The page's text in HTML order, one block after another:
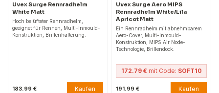
Uvex Surge Rennradhelm
White Matt
Hoch belüfteter Rennradhelm,
geeignet für Rennen, Multi-Inmould-
Konstruktion, Brillenhalterung.
183.99 € Kaufen
Uvex Surge Aero MIPS
Rennradhelm White/Lila
Apricot Matt
Ein Rennradhelm mit abnehmbarem
Aero-Cover, Multi-Inmould-
Konstruktion, MIPS Air Node-
Technologie, Brillendock.
172.79 € mit Code: SOFT10
191.99 € Kaufen